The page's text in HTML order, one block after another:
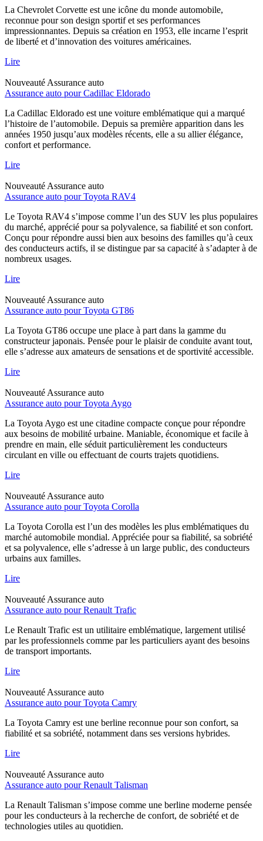
La Chevrolet Corvette est une icône du monde automobile,
reconnue pour son design sportif et ses performances
impressionnantes. Depuis sa création en 1953, elle incarne l’esprit
de liberté et d’innovation des voitures américaines.
Lire
Nouveauté Assurance auto
Assurance auto pour Cadillac Eldorado
La Cadillac Eldorado est une voiture emblématique qui a marqué
l’histoire de l’automobile. Depuis sa première apparition dans les
années 1950 jusqu’aux modèles récents, elle a su allier élégance,
confort et performance.
Lire
Nouveauté Assurance auto
Assurance auto pour Toyota RAV4
Le Toyota RAV4 s’impose comme l’un des SUV les plus populaires
du marché, apprécié pour sa polyvalence, sa fiabilité et son confort.
Conçu pour répondre aussi bien aux besoins des familles qu’à ceux
des conducteurs actifs, il se distingue par sa capacité à s’adapter à de
nombreux usages.
Lire
Nouveauté Assurance auto
Assurance auto pour Toyota GT86
La Toyota GT86 occupe une place à part dans la gamme du
constructeur japonais. Pensée pour le plaisir de conduite avant tout,
elle s’adresse aux amateurs de sensations et de sportivité accessible.
Lire
Nouveauté Assurance auto
Assurance auto pour Toyota Aygo
La Toyota Aygo est une citadine compacte conçue pour répondre
aux besoins de mobilité urbaine. Maniable, économique et facile à
prendre en main, elle séduit particulièrement les conducteurs
circulant en ville ou effectuant de courts trajets quotidiens.
Lire
Nouveauté Assurance auto
Assurance auto pour Toyota Corolla
La Toyota Corolla est l’un des modèles les plus emblématiques du
marché automobile mondial. Appréciée pour sa fiabilité, sa sobriété
et sa polyvalence, elle s’adresse à un large public, des conducteurs
urbains aux familles.
Lire
Nouveauté Assurance auto
Assurance auto pour Renault Trafic
Le Renault Trafic est un utilitaire emblématique, largement utilisé
par les professionnels comme par les particuliers ayant des besoins
de transport importants.
Lire
Nouveauté Assurance auto
Assurance auto pour Toyota Camry
La Toyota Camry est une berline reconnue pour son confort, sa
fiabilité et sa sobriété, notamment dans ses versions hybrides.
Lire
Nouveauté Assurance auto
Assurance auto pour Renault Talisman
La Renault Talisman s’impose comme une berline moderne pensée
pour les conducteurs à la recherche de confort, de sobriété et de
technologies utiles au quotidien.